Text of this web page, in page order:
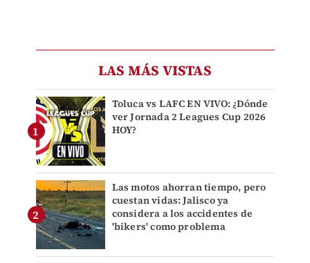
LAS MÁS VISTAS
Toluca vs LAFC EN VIVO: ¿Dónde
ver Jornada 2 Leagues Cup 2026
HOY?
Las motos ahorran tiempo, pero
cuestan vidas: Jalisco ya
considera a los accidentes de
'bikers' como problema